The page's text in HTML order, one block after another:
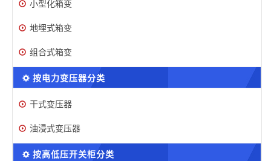
小型化箱变
地埋式箱变
组合式箱变
按电力变压器分类
干式变压器
油浸式变压器
按高低压开关柜分类